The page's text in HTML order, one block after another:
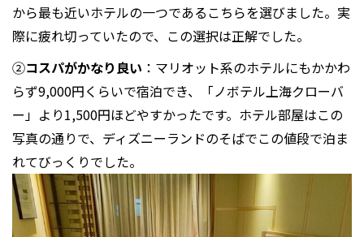
から最も近いホテルの一つであるこちらを選びました。実
際に疲れ切っていたので、この選択は正解でした。
②コスパがかなり良い ：マリオット系のホテルにもかかわ
らず9,000円くらいで宿泊でき、「ノボテル上海クローバ
ー」より1,500円ほどやすかったです。ホテル部屋はこの
写真の通りで、ディズニーランドのそばでこの値段で泊ま
れてびっくりでした。